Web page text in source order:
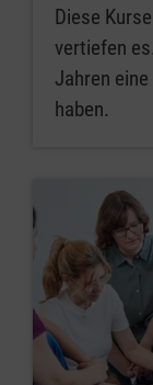
Diese
vertiefen
Jahren
haben.